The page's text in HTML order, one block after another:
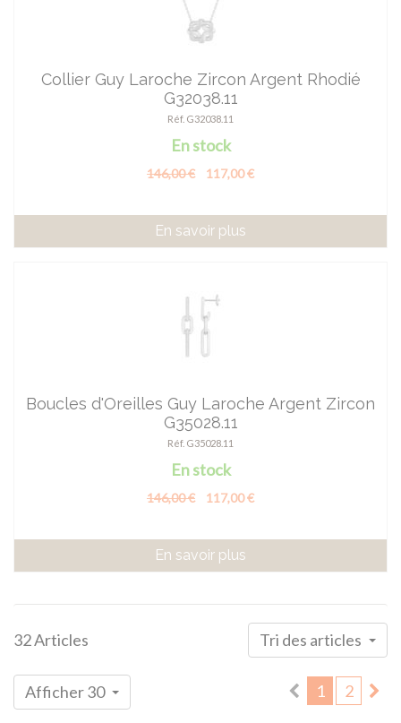
Collier Guy Laroche Zircon Argent Rhodié
G32038.11
Réf. G32038.11
En stock
146,00 € 117,00 €
En savoir plus
Boucles d'Oreilles Guy Laroche Argent Zircon
G35028.11
Réf. G35028.11
En stock
146,00 € 117,00 €
En savoir plus
32 Articles Tri des articles
Afficher 30 1 2